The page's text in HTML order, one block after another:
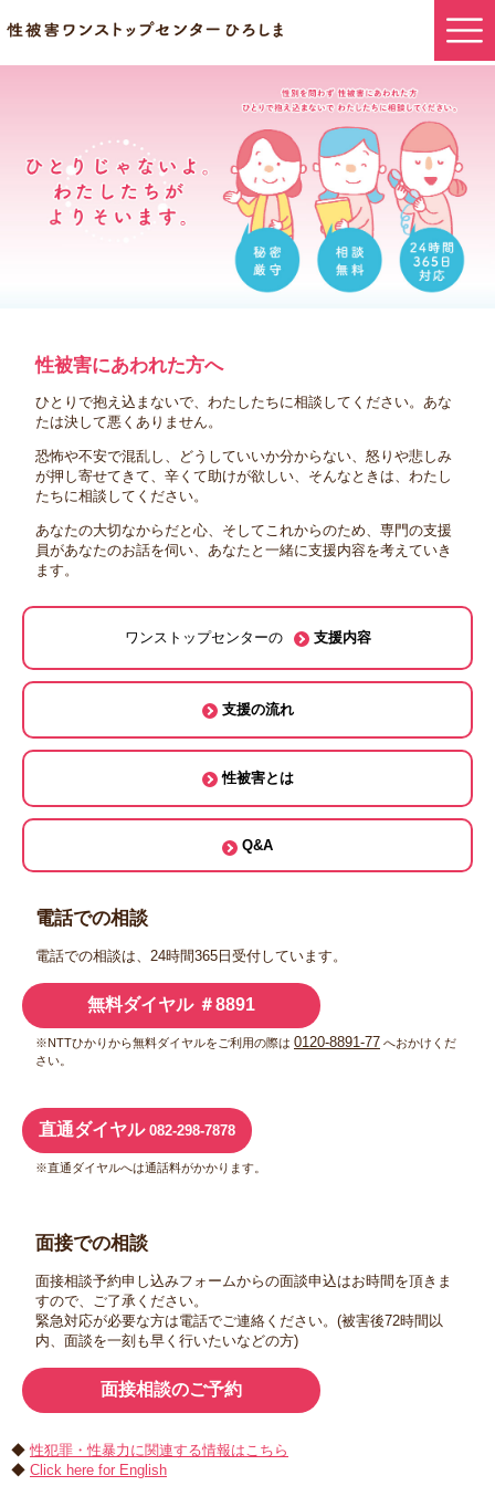
性被害にあわれた方へ
ひとりで抱え込まないで、わたしたちに相談してください。あな
たは決して悪くありません。
恐怖や不安で混乱し、どうしていいか分からない、怒りや悲しみ
が押し寄せてきて、辛くて助けが欲しい、そんなときは、わたし
たちに相談してください。
あなたの大切なからだと心、そしてこれからのため、専門の支援
員があなたのお話を伺い、あなたと一緒に支援内容を考えていき
ます。
ワンストップセンターの 支援内容
支援の流れ
性被害とは
Q&A
電話での相談
電話での相談は、24時間365日受付しています。
無料ダイヤル ＃8891
※NTTひかりから無料ダイヤルをご利用の際は 0120-8891-77 へおかけくだ
さい。
直通ダイヤル 082-298-7878
※直通ダイヤルへは通話料がかかります。
面接での相談
面接相談予約申し込みフォームからの面談申込はお時間を頂きま
すので、ご了承ください。
​緊急対応が必要な方は電話でご連絡ください。(被害後72時間以
内、面談を一刻も早く行いたいなどの方)
面接相談のご予約
◆性犯罪・性暴力に関連する情報はこちら
◆ Click here for English